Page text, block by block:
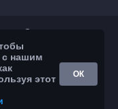
Статус сервиса
Play
с нашим
этот
ОК